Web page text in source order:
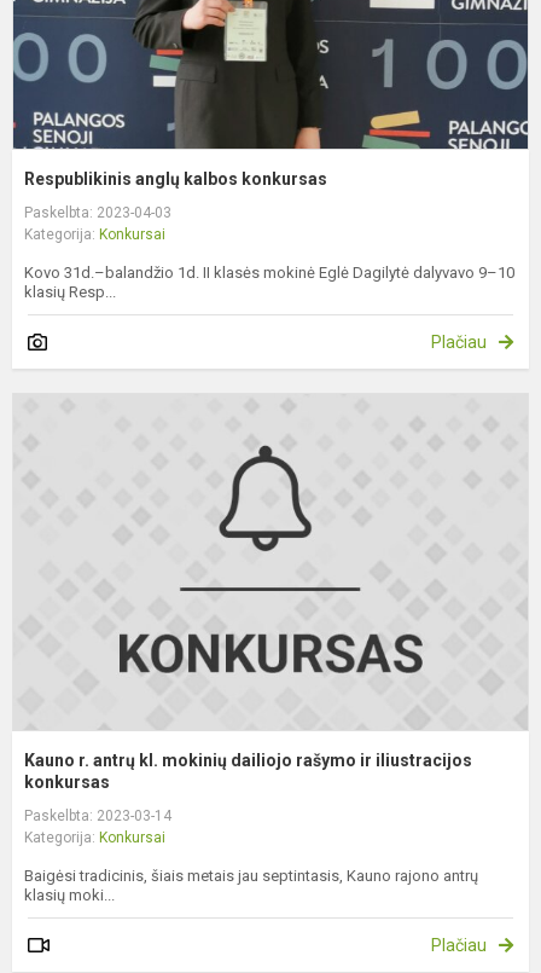
Respublikinis anglų kalbos konkursas
Paskelbta: 2023-04-03
Kategorija: Konkursai
Kovo 31d.–balandžio 1d. II klasės mokinė Eglė Dagilytė dalyvavo 9–10
klasių Resp...
Plačiau
Kauno r. antrų kl. mokinių dailiojo rašymo ir iliustracijos
konkursas
Paskelbta: 2023-03-14
Kategorija: Konkursai
Baigėsi tradicinis, šiais metais jau septintasis, Kauno rajono antrų
klasių moki...
Plačiau